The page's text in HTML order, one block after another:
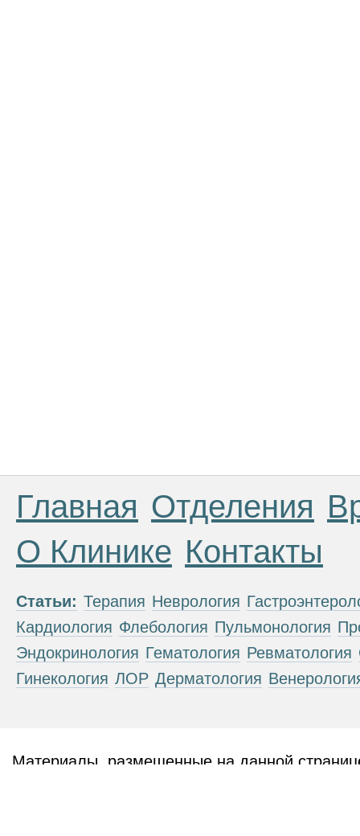
Главная Отделения
О Клинике Контакты
Статьи: Терапия Неврология
Кардиология Флебология Пульмонология
Эндокринология Гематология Ревматология
Гинекология ЛОР Дерматология
Материалы, размещенные на данной